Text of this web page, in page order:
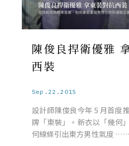
陳俊良捍衛優雅
西裝
Sep.22.2015
設計師陳俊良今年 5 月首度
牌「東裝」。新衣以「幾何
何線條引出東方男性氣度 ……